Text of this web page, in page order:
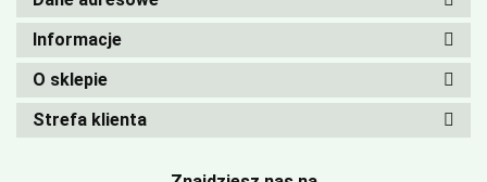
Informacje
O sklepie
Strefa klienta